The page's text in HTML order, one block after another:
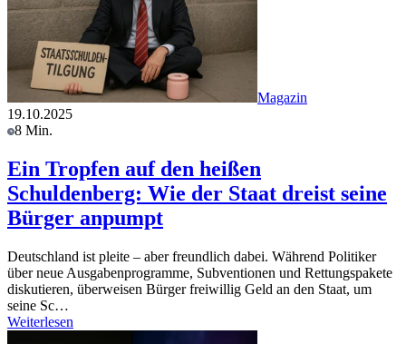
Magazin
19.10.2025
8 Min.
Ein Tropfen auf den heißen
Schuldenberg: Wie der Staat dreist seine
Bürger anpumpt
Deutschland ist pleite – aber freundlich dabei. Während Politiker
über neue Ausgabenprogramme, Subventionen und Rettungspakete
diskutieren, überweisen Bürger freiwillig Geld an den Staat, um
seine Sc…
Weiterlesen